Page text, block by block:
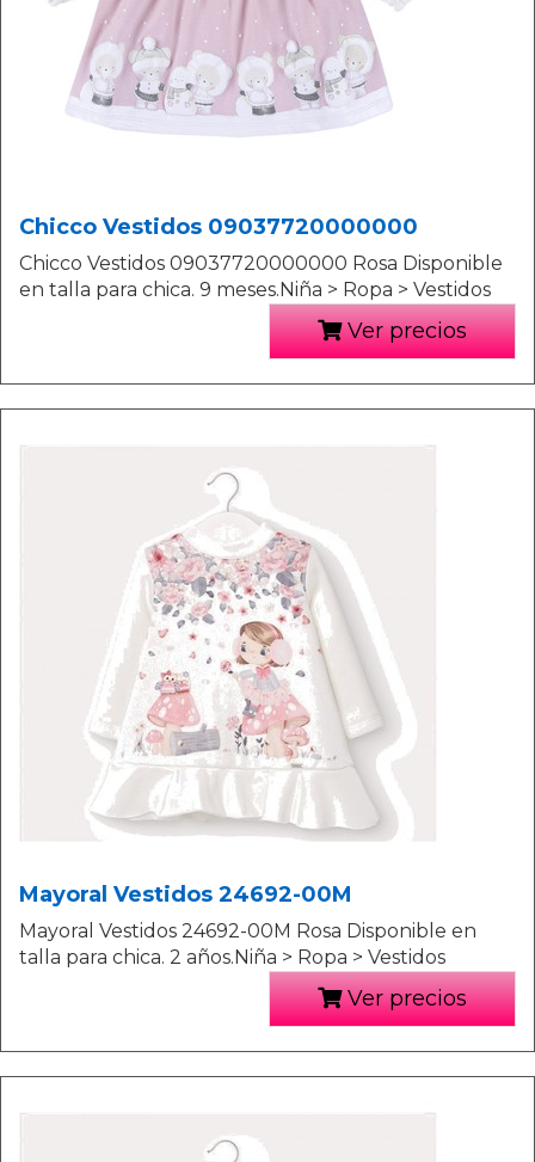
Chicco Vestidos 09037720000000
Chicco Vestidos 09037720000000 Rosa Disponible
en talla para chica. 9 meses.Niña > Ropa > Vestidos
Ver precios
Mayoral Vestidos 24692-00M
Mayoral Vestidos 24692-00M Rosa Disponible en
talla para chica. 2 años.Niña > Ropa > Vestidos
Ver precios